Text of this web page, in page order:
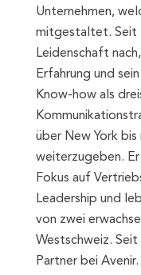
Unternehmen,
mitgestaltet. Seit
Leidenschaft
Erfahrung und
Know-how als
über New York
weiterzugeben.
Fokus auf
Leadership und
von zwei
Westschweiz.
Partner bei